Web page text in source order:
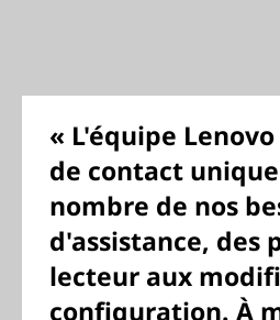
« L'équipe
de contact
nombre de nos
d'assistance, des
lecteur aux
configuration. À